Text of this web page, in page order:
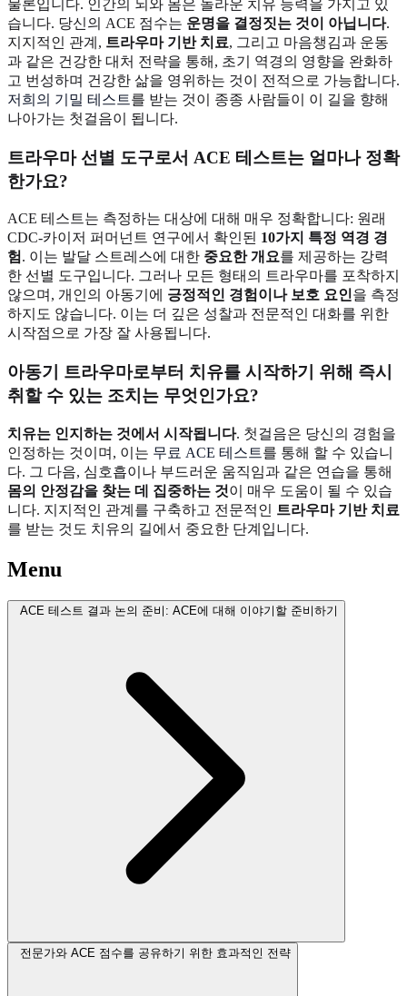
물론입니다. 인간의 뇌와 몸은 놀라운 치유 능력을 가지고 있
습니다. 당신의 ACE 점수는 운명을 결정짓는 것이 아닙니다.
지지적인 관계, 트라우마 기반 치료, 그리고 마음챙김과 운동
과 같은 건강한 대처 전략을 통해, 초기 역경의 영향을 완화하
고 번성하며 건강한 삶을 영위하는 것이 전적으로 가능합니다.
저희의 기밀 테스트를 받는 것이 종종 사람들이 이 길을 향해
나아가는 첫걸음이 됩니다.
트라우마 선별 도구로서 ACE 테스트는 얼마나 정확
한가요?
ACE 테스트는 측정하는 대상에 대해 매우 정확합니다: 원래
CDC-카이저 퍼머넌트 연구에서 확인된 10가지 특정 역경 경
험 . 이는 발달 스트레스에 대한 중요한 개요를 제공하는 강력
한 선별 도구입니다. 그러나 모든 형태의 트라우마를 포착하지
않으며, 개인의 아동기에 긍정적인 경험이나 보호 요인을 측정
하지도 않습니다. 이는 더 깊은 성찰과 전문적인 대화를 위한
시작점으로 가장 잘 사용됩니다.
아동기 트라우마로부터 치유를 시작하기 위해 즉시
취할 수 있는 조치는 무엇인가요?
치유는 인지하는 것에서 시작됩니다. 첫걸음은 당신의 경험을
인정하는 것이며, 이는 무료 ACE 테스트를 통해 할 수 있습니
다. 그 다음, 심호흡이나 부드러운 움직임과 같은 연습을 통해
몸의 안정감을 찾는 데 집중하는 것이 매우 도움이 될 수 있습
니다. 지지적인 관계를 구축하고 전문적인 트라우마 기반 치료
를 받는 것도 치유의 길에서 중요한 단계입니다.
Menu
ACE 테스트 결과 논의 준비: ACE에 대해 이야기할 준비하기
전문가와 ACE 점수를 공유하기 위한 효과적인 전략